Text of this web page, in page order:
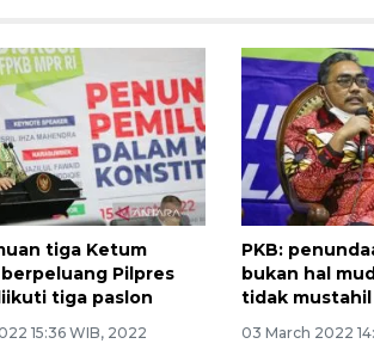
tiga Ketum
Pilpres
tiga paslon
15:36 WIB, 2022
PKB:
bukan hal
tidak mustahil
03 March 2022